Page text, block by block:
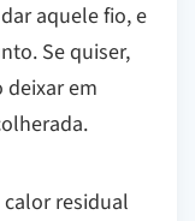
aquele fio, e
Se quiser,
deixar em
calor residual